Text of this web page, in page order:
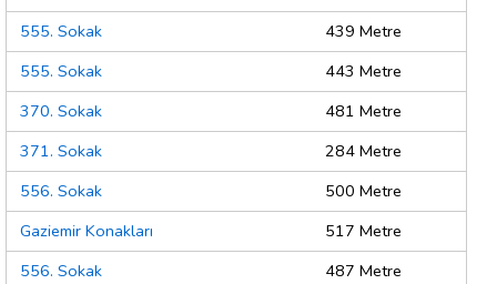
555. Sokak
439 Metre
555. Sokak
443 Metre
370. Sokak
481 Metre
371. Sokak
284 Metre
556. Sokak
500 Metre
Gaziemir Konakları
517 Metre
556. Sokak
487 Metre